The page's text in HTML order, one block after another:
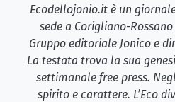
Ecodellojonio.it è un
sede a Corigliano-
Gruppo editoriale Jonico e
La testata trova la sua
settimanale free press.
spirito e carattere. L’Eco